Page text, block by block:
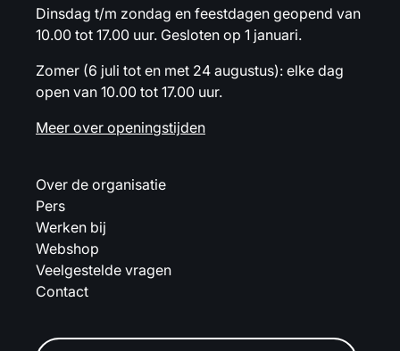
Dinsdag t/m zondag en feestdagen geopend van
10.00 tot 17.00 uur. Gesloten op 1 januari.
Zomer (6 juli tot en met 24 augustus): elke dag
open van 10.00 tot 17.00 uur.
Meer over openingstijden
Over de organisatie
Pers
Werken bij
Webshop
Veelgestelde vragen
Contact